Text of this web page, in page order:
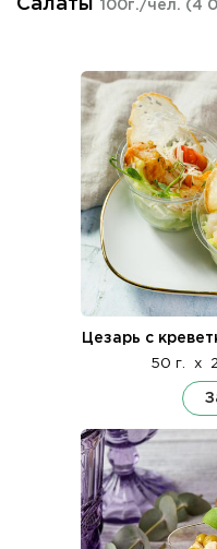
Салаты 100г./чел. (4
Цезарь с
50 г. x